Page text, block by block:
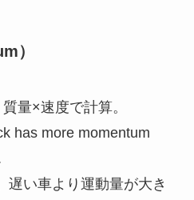
）
量×速度で計算。
has more momentum
遅い車より運動量が大き